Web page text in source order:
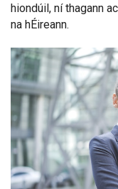
hiondúil, ní thagann
na hÉireann.